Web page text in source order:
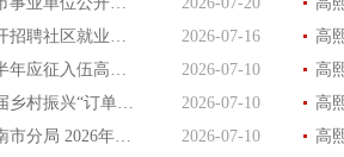
洮南市关于2026年公开招聘社区就业服务专员的公告
2026-07-16
2026年洮南市面向下半年应征入伍高校毕业生公开招聘事业单位工作人员公告
2026-07-10
关于公示洮南市2026届乡村振兴“订单生”聘用名单的公告
2026-07-10
白城市生态环境局洮南市分局 2026年第二季度随机抽查名单
2026-07-10
高
高